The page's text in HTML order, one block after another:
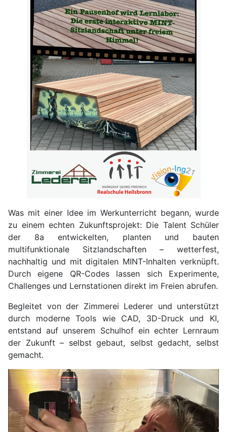
Was mit einer Idee im Werkunterricht begann, wurde
zu einem echten Zukunftsprojekt: Die Talent Schüler
der 8a entwickelten, planten und bauten
multifunktionale Sitzlandschaften – wetterfest,
nachhaltig und mit digitalen MINT-Inhalten verknüpft.
Durch eigene QR-Codes lassen sich Experimente,
Challenges und Lernstationen direkt im Freien abrufen.
Begleitet von der Zimmerei Lederer und unterstützt
durch moderne Tools wie CAD, 3D-Druck und KI,
entstand auf unserem Schulhof ein echter Lernraum
der Zukunft – selbst gebaut, selbst gedacht, selbst
gemacht.